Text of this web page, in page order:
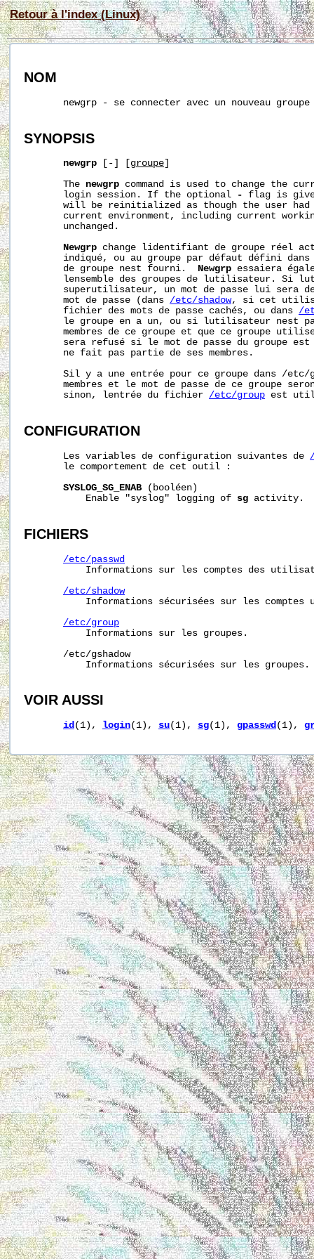
Retour à l'index (Linux)
NOM
       newgrp - se connecter avec un nouveau groupe
SYNOPSIS
newgrp [-] [ groupe
       The
newgrp command is used to change the
       login session. If the optional
- flag is
will be reinitialized as though the user
current environment, including current
       unchanged.
Newgrp change lidentifiant de groupe réel
indiqué, ou au groupe par défaut défini
       de groupe nest fourni.
Newgrp essaiera
lensemble des groupes de lutilisateur. Si
superutilisateur, un mot de passe lui sera
       mot de passe (dans
/etc/shadow, si cet
       fichier des mots de passe cachés, ou dans
/
le groupe en a un, ou si lutilisateur nest
membres de ce groupe et que ce groupe
sera refusé si le mot de passe du groupe
       ne fait pas partie de ses membres.
       Sil y a une entrée pour ce groupe dans
/etc/
membres et le mot de passe de ce groupe
       sinon, lentrée du fichier
/etc/group est
CONFIGURATION
       Les variables de configuration suivantes de
       le comportement de cet outil :
SYSLOG_SG_ENAB (booléen)
           Enable "syslog" logging of
sg activity.
FICHIERS
/etc/passwd
Informations sur les comptes des
/etc/shadow
Informations sécurisées sur les comptes
/etc/group
           Informations sur les groupes.
/etc/gshadow
           Informations sécurisées sur les groupes.
VOIR AUSSI
id(1), login(1), su(1), sg(1), gpasswd(1),